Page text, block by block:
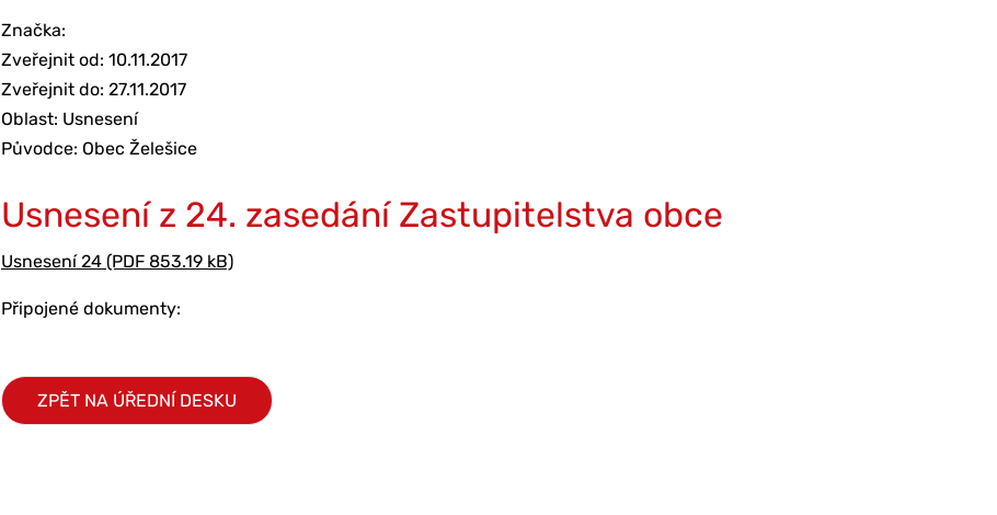
Značka:
Zveřejnit od: 10.11.2017
Zveřejnit do: 27.11.2017
Oblast: Usnesení
Původce: Obec Želešice
Usnesení z 24. zasedání Zastupitelstva obce
Usnesení 24 (PDF 853.19 kB)
Připojené dokumenty:
ZPĚT NA ÚŘEDNÍ DESKU